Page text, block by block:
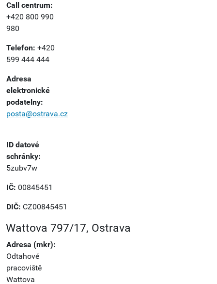
Call centrum:
+420 800 990
980
Telefon: +420
599 444 444
Adresa
elektronické
podatelny:
posta@ostrava.cz
ID datové
schránky:
5zubv7w
IČ: 00845451
DIČ: CZ00845451
Wattova 797/17, Ostrava
Adresa (mkr):
Odtahové
pracoviště
Wattova